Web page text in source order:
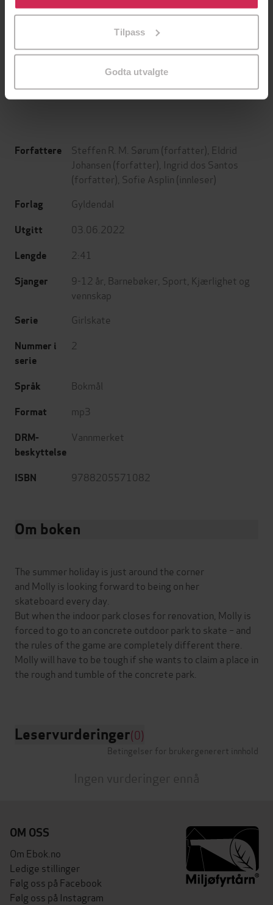
tilpasse ditt samtykke til spesifikke formål ved å klikke
Tilpass
Godta utvalgte
Harry Potter og de vises stein
Verdens verste barn
Forfattere Steffen R. M. Sørum (forfatter), Eldrid
Johansen (forfatter), Ingrid dos Santos
(forfatter), Sofie Asplin (innleser)
Forlag Gyldendal
Utgitt 03.06.2022
Lengde 2:41
Sjanger 9-12 år Barnebøker Sport Kjærlighet og
vennskap
Serie Girlskate
Nummer i
serie
2
Språk Bokmål
Format mp3
DRM-
beskyttelse
Vannmerket
ISBN 9788205571082
Om boken
The summer holiday is just around the corner
and Molly is looking forward to being on her
skateboard every day.
But when the indoor park closes for renovation, Molly is
forced to go to an concrete outdoor park to skate – and
the rules of the game are completely different there.
Molly will have to be tough if she wants to claim a place in
the rough and tumble of the concrete park.
Leservurderinger(0)
Betingelser for brukergenerert innhold
Ingen vurderinger ennå
OM OSS
Om Ebok.no
Ledige stillinger
Følg oss på Facebook
Følg oss på Instagram